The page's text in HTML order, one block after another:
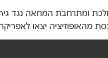
הולכת ומתרחבת המחאה נגד
מהאופוזיציה יצאו